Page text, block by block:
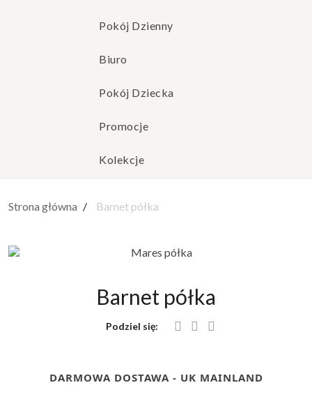
Pokój Dzienny
Biuro
Pokój Dziecka
Promocje
Kolekcje
Strona główna Barnet półka
Barnet półka
Podziel się:
DARMOWA DOSTAWA - UK MAINLAND